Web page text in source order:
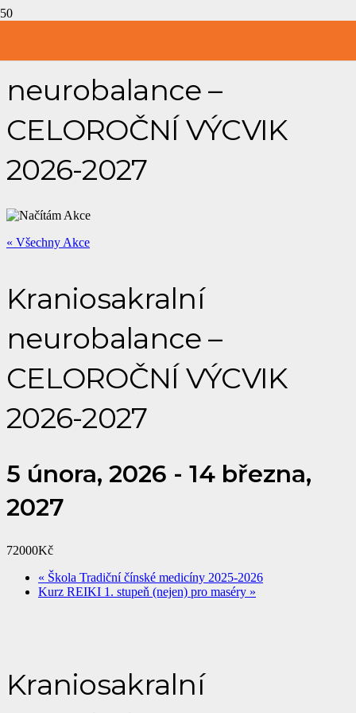
neurobalance –
CELOROČNÍ VÝCVIK
2026-2027
« Všechny Akce
Kraniosakralní
neurobalance –
CELOROČNÍ VÝCVIK
2026-2027
5 února, 2026 - 14 března,
2027
72000Kč
« Škola Tradiční čínské medicíny 2025-2026
Kurz REIKI 1. stupeň (nejen) pro maséry »
Kraniosakralní